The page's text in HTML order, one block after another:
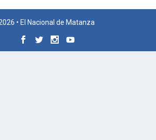
• El Nacional de Matanza